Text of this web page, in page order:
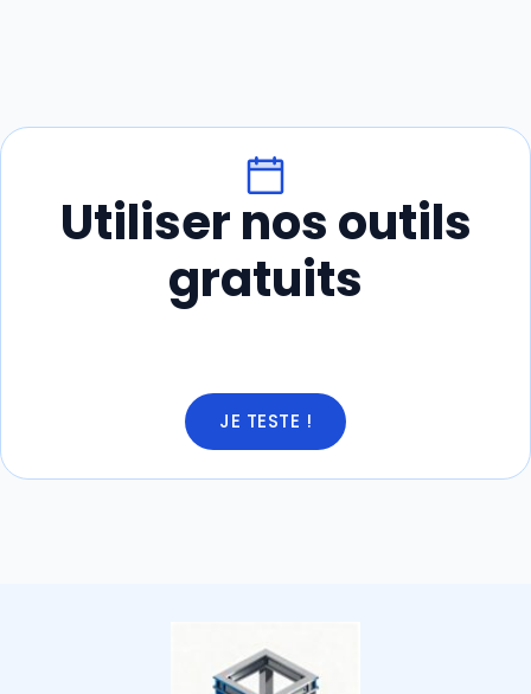
Utiliser nos outils
gratuits
JE TESTE !